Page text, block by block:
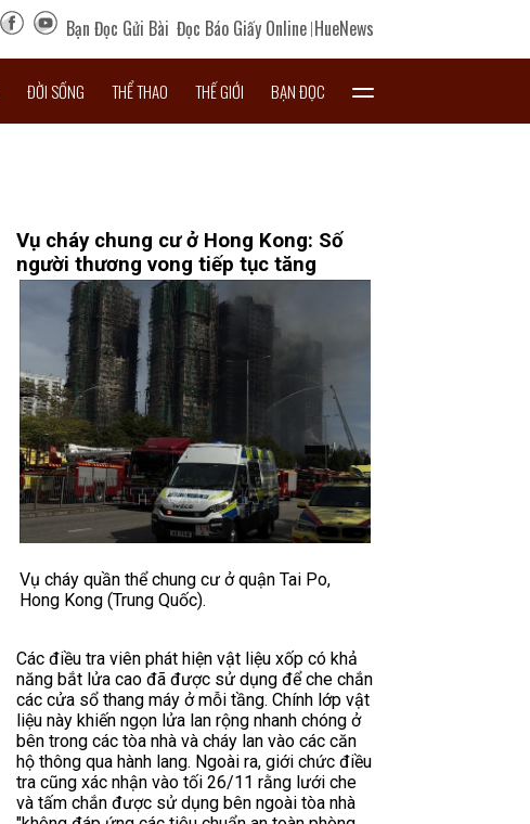
Bạn Đọc Gửi Bài Đọc Báo Giấy Online HueNews
ĐỜI SỐNG THỂ THAO THẾ GIỚI BẠN ĐỌC
Vụ cháy chung cư ở Hong Kong: Số
người thương vong tiếp tục tăng
Vụ cháy quần thể chung cư ở quận Tai Po,
Hong Kong (Trung Quốc).
Các điều tra viên phát hiện vật liệu xốp có khả
năng bắt lửa cao đã được sử dụng để che chắn
các cửa sổ thang máy ở mỗi tầng. Chính lớp vật
liệu này khiến ngọn lửa lan rộng nhanh chóng ở
bên trong các tòa nhà và cháy lan vào các căn
hộ thông qua hành lang. Ngoài ra, giới chức điều
tra cũng xác nhận vào tối 26/11 rằng lưới che
và tấm chắn được sử dụng bên ngoài tòa nhà